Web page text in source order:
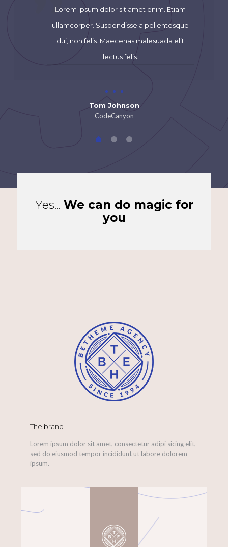
Lorem ipsum dolor sit amet enim. Etiam
ullamcorper. Suspendisse a pellentesque
dui, non felis. Maecenas malesuada elit
lectus felis.
Tom Johnson
CodeCanyon
Yes... We can do magic for
you
The brand
Lorem ipsum dolor sit amet, consectetur adipi sicing elit,
sed do eiusmod tempor incididunt ut labore dolorem
ipsum.